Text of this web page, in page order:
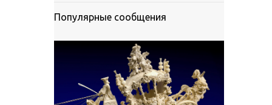
Популярные сообщения